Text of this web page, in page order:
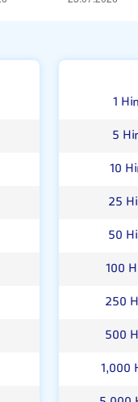
1
5
10
25
50
100
250
500
1,000